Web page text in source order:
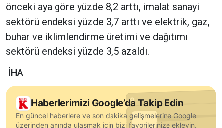
önceki aya göre yüzde 8,2 arttı, imalat sanayi
sektörü endeksi yüzde 3,7 arttı ve elektrik, gaz,
buhar ve iklimlendirme üretimi ve dağıtımı
sektörü endeksi yüzde 3,5 azaldı.
İHA
Haberlerimizi Google’da Takip Edin
En güncel haberlere ve son dakika gelişmelerine Google
üzerinden anında ulaşmak için bizi favorilerinize ekleyin.